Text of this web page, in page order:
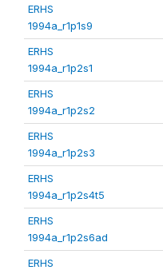
ERHS
1994a_r1p1s9
ERHS
1994a_r1p2s1
ERHS
1994a_r1p2s2
ERHS
1994a_r1p2s3
ERHS
1994a_r1p2s4t5
ERHS
1994a_r1p2s6ad
ERHS